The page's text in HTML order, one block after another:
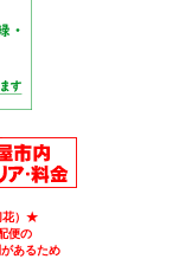
花）★
便の
あるため